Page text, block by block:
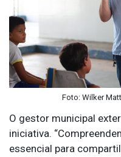
Foto: Wilker
O gestor municipal
iniciativa.
essencial para